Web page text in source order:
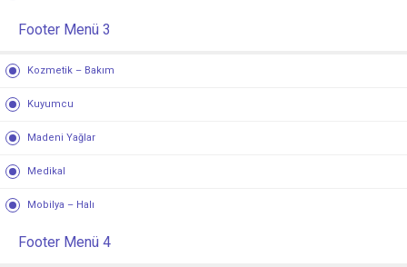
Footer Menü 3
Kozmetik – Bakım
Kuyumcu
Madeni Yağlar
Medikal
Mobilya – Halı
Footer Menü 4